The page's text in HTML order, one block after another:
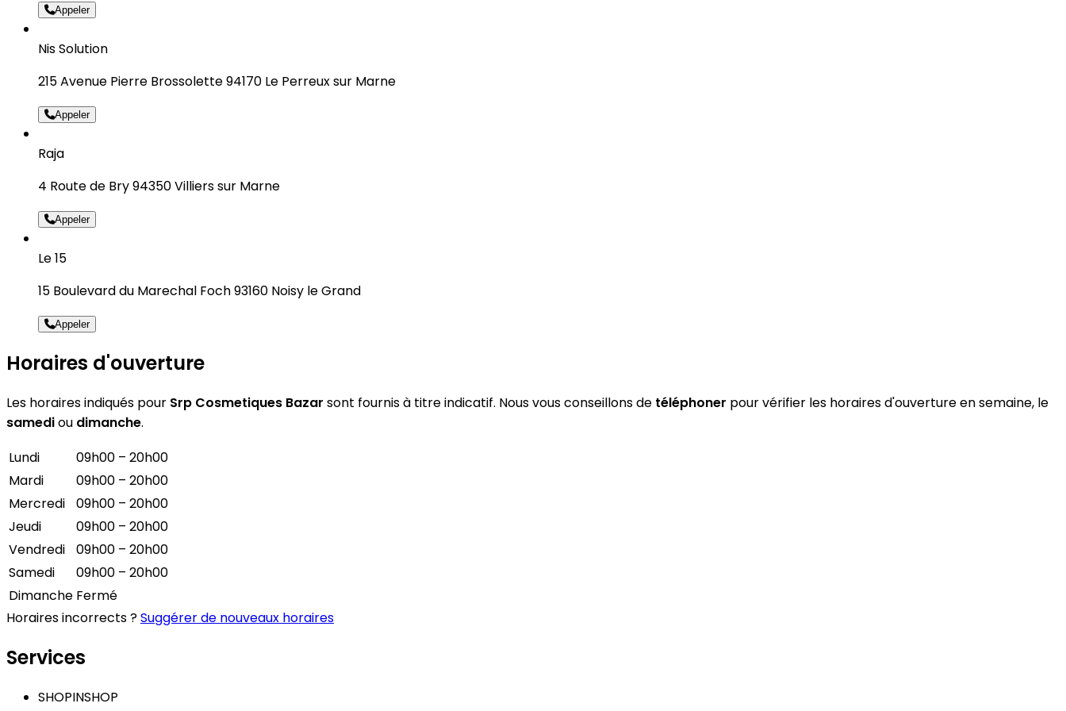
Appeler
Nis Solution
215 Avenue Pierre Brossolette 94170 Le Perreux sur Marne
Appeler
Raja
4 Route de Bry 94350 Villiers sur Marne
Appeler
Le 15
15 Boulevard du Marechal Foch 93160 Noisy le Grand
Appeler
Horaires d'ouverture
Les horaires indiqués pour Srp Cosmetiques Bazar sont fournis à titre indicatif. Nous vous conseillons de téléphoner pour vérifier les horaires d'ouverture en semaine, le
samediou dimanche.
Lundi
09h00 – 20h00
Mardi
09h00 – 20h00
Mercredi
09h00 – 20h00
Jeudi
09h00 – 20h00
Vendredi
09h00 – 20h00
Samedi
09h00 – 20h00
Dimanche Fermé
Horaires incorrects ?Suggérer de nouveaux horaires
Services
SHOPINSHOP